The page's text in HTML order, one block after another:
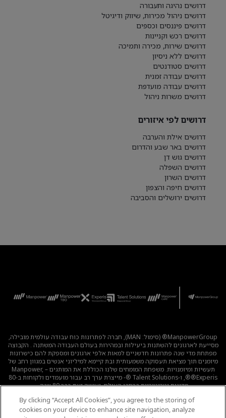
דרושים נהיגה ותעבורה
דרושים ניהול מכירות, שיווק ודיגיטל
דרושים פיננסים וכספים
דרושים רכש וקניינות
דרושים שירות, מכירה ותמיכה
דרושים ללא ניסיון
דרושים סטודנטים
דרושים עבודה זמנית
דרושים עבודה מועדפת
דרושים משרות ניהול
דרושים לפי איזורים
דרושים אילת והערבה
דרושים באר שבע והדרום
דרושים גוש דן
דרושים השפלה
דרושים השרון
דרושים חיפה והצפון
דרושים ירושלים והסביבה
ManpowerGroup® (סימול: MAN), חברה לפתרונות כוח עבודה עולמית מובילה,
מסייעת לארגונים להשתנות ביעילות ובמהירות בעולם העבודה המשתנה . הקבוצה
מפתחת מדי שנה פתרונות חדשניים למאות אלפי ארגונים ומספקת להם כישרונות
מיומנים תוך מציאת תעסוקה משמעותית ובת קיימא למיליוני אנשים במגוון רחב של
תעשיות ומיומנויות. משפחת המומחים שלנו הכוללת את המותגים – Manpower,
®Experis®, ו-Talent Solutions ®- מייצרת ערך רב עבור מועמדים ולקוחות ב-80
מדינות וטריטוריות ברחבי העולם, ועושה זאת כבר 80 שנה.
לכל המשרות | מדיניות הפרטיות | תנאי השימוש | נגישות
קוד אתי
|
By clicking “Accept All Cookies”, you agree to the storing of
cookies on your device to enhance site navigation, analyze